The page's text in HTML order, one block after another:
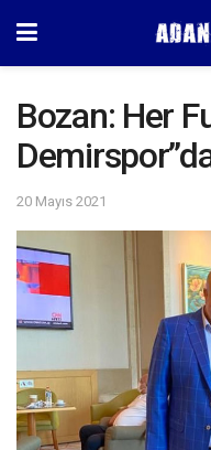
Bozan: Her
20 Mayıs 2021